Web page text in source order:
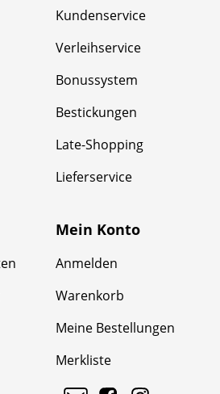
Kundenservice
Verleihservice
Bonussystem
Bestickungen
Late-Shopping
Lieferservice
Mein Konto
Anmelden
Warenkorb
Meine Bestellungen
Merkliste